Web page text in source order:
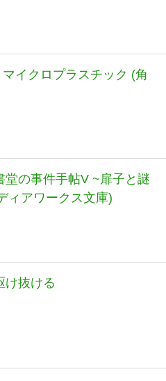
イクロプラスチック (角
堂の事件手帖V ~扉子と謎
ィアワークス文庫)
け抜ける